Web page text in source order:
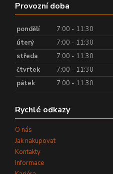
Provozní doba
pondělí 7:00 - 11:30
úterý
7:00 - 11:30
středa
7:00 - 11:30
čtvrtek
7:00 - 11:30
pátek
7:00 - 11:30
Rychlé odkazy
O nás
Jak nakupovat
Kontakty
Informace